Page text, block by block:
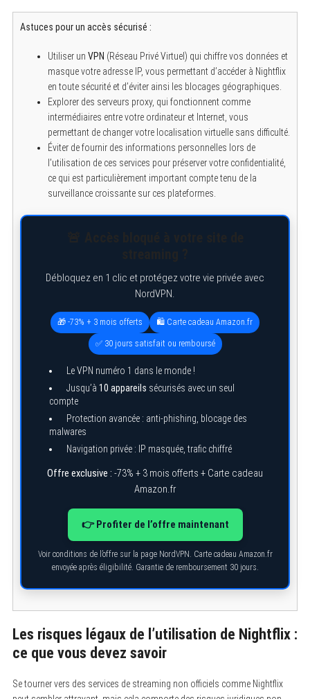
Astuces pour un accès sécurisé :
Utiliser un VPN (Réseau Privé Virtuel) qui chiffre vos données et
masque votre adresse IP, vous permettant d’accéder à Nightflix
en toute sécurité et d’éviter ainsi les blocages géographiques.
Explorer des serveurs proxy, qui fonctionnent comme
intermédiaires entre votre ordinateur et Internet, vous
permettant de changer votre localisation virtuelle sans difficulté.
Éviter de fournir des informations personnelles lors de
l’utilisation de ces services pour préserver votre confidentialité,
ce qui est particulièrement important compte tenu de la
surveillance croissante sur ces plateformes.
Débloquez en 1 clic et protégez votre vie privée avec
NordVPN.
🎁 -73% + 3 mois offerts 🛍️ Carte cadeau Amazon.fr
✅ 30 jours satisfait ou remboursé
Le VPN numéro 1 dans le monde !
Jusqu’à 10 appareils sécurisés avec un seul
compte
Protection avancée : anti-phishing, blocage des
malwares
Navigation privée : IP masquée, trafic chiffré
Offre exclusive : -73% + 3 mois offerts + Carte cadeau
Amazon.fr
👉 Profiter de l’offre maintenant
Voir conditions de l’offre sur la page NordVPN. Carte cadeau Amazon.fr
envoyée après éligibilité. Garantie de remboursement 30 jours.
Les risques légaux de l’utilisation de Nightflix :
ce que vous devez savoir
Se tourner vers des services de streaming non officiels comme Nightflix
e
r
h
o